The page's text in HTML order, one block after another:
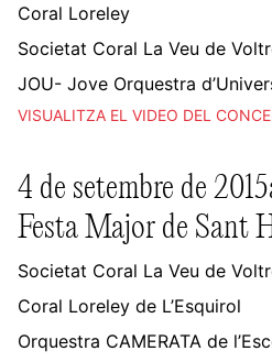
Coral Loreley
Societat Coral La Veu de
JOU- Jove Orquestra
VISUALITZA EL VIDEO DEL
4 de setembre de
Festa Major de Sant
Societat Coral La Veu de
Coral Loreley de L’Esquirol
Orquestra CAMERATA de